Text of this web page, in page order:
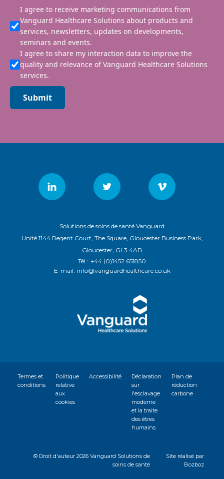
I agree to receive marketing communications from
Vanguard Healthcare Solutions about products and
services, newsletters, updates on developments,
seminars and events.
I agree to share my interaction data to improve the
quality and relevance of Vanguard Healthcare Solutions
services.
Submit
Solutions de soins de santé Vanguard
Unité 1144 Regent Court, The Square, Gloucester Business Park,
Gloucester, GL3 4AD
Tél : +44 (0)1452 651850
E-mail: info@vanguardhealthcare.co.uk
Termes et
conditions
Politique
relative
aux
cookies
Accessibilité
Déclaration
sur
l'esclavage
moderne
et la traite
des êtres
humains
Plan de
réduction
carbone
© Droit d'auteur2026 Vanguard Solutions de
soins de santé
Site réalisé par
Bozboz